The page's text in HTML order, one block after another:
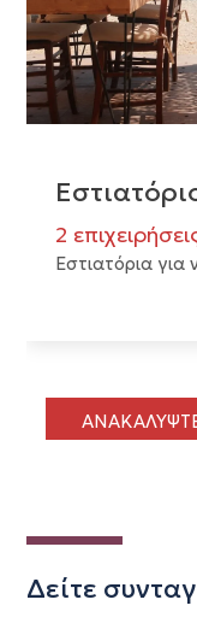
2
Εστιατόρια για
Δείτε